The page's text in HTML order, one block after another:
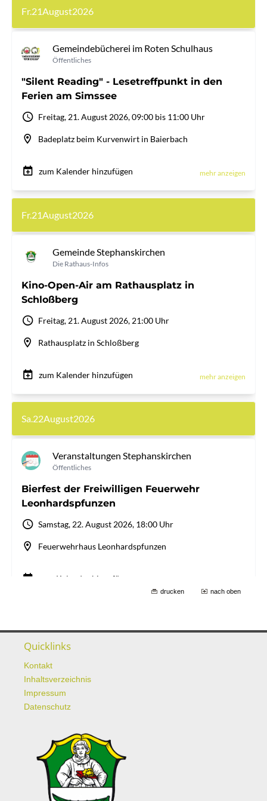
drucken nach oben
Quicklinks
Kontakt
Inhaltsverzeichnis
Impressum
Datenschutz